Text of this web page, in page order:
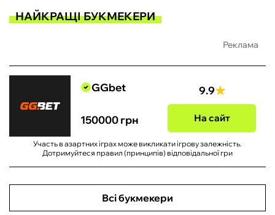
НАЙКРАЩІ БУКМЕКЕРИ
Реклама
GGbet
150000 грн
9.9
На сайт
Участь в азартних іграх може викликати ігрову залежність.
Дотримуйтеся правил (принципів) відповідальної гри
Всі букмекери